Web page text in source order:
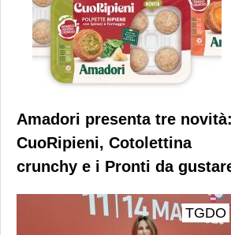
Amadori presenta tre novità:
CuoRipieni, Cotolettina
crunchy e i Pronti da
TGDO